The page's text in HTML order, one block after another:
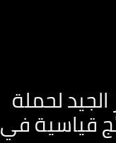
لحملة
قياسية في